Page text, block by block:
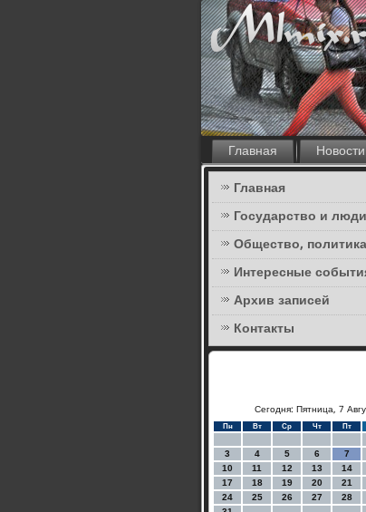
Главная Новости
Главная
Государство и люди
Общество, политика
Интересные
Архив записей
Контакты
Сегодня: Пятница, 7
Пн Вт Ср Чт Пт
3
4 5 6 7
10
11 12 13 14
17
18 19 20 21
24
25 26 27 28